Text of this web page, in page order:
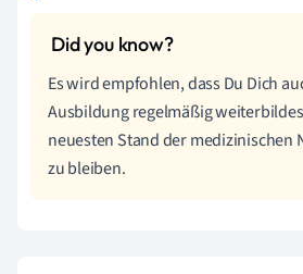
Es wird empfohlen, dass Du Dich
Ausbildung regelmäßig
neuesten Stand der medizinischen
zu bleiben.